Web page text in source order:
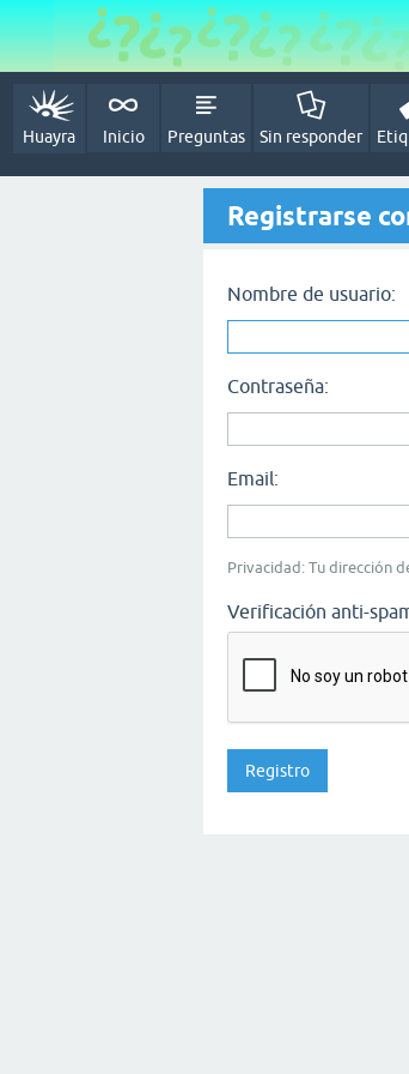
Huayra Inicio Preguntas Sin responder
Registrarse
Nombre de usuario:
Contraseña:
Email:
Privacidad: Tu dirección
Verificación anti-